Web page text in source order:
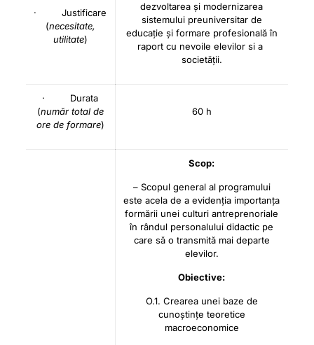
· Justificare
(necesitate,
utilitate)
dezvoltarea și modernizarea
sistemului preuniversitar de
educație și formare profesională în
raport cu nevoile elevilor si a
societății.
· Durata
(număr total de
ore de formare)
60 h
Scop:
– Scopul general al programului
este acela de a evidenția importanța
formării unei culturi antreprenoriale
în rândul personalului didactic pe
care să o transmită mai departe
elevilor.
Obiective:
O.1. Crearea unei baze de
cunoștințe teoretice
macroeconomice